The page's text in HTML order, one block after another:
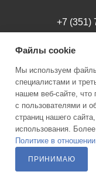
+7 (351)
г.
2026 © ООО
Файлы cookie
Мы используем
специалистами и
нашем веб-сайте, что
с пользователями и
страниц нашего
использования.
Политике в
ПРИНИМАЮ